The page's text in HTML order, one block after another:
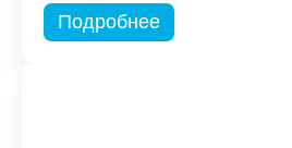
Подробнее